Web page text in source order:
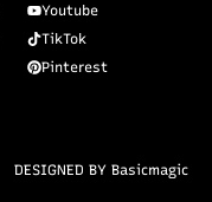
Youtube
TikTok
Pinterest
DESIGNED BY Basicmagic